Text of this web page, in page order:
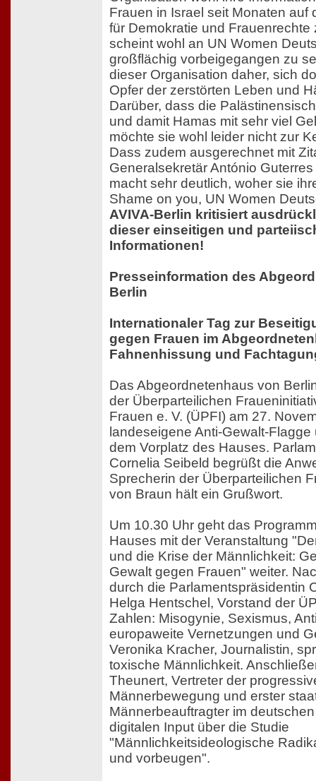
Frauen in Israel seit Monaten auf
für Demokratie und Frauenrechte
scheint wohl an UN Women
großflächig vorbeigegangen zu
dieser Organisation daher, sich
Opfer der zerstörten Leben und
Darüber, dass die
und damit Hamas mit sehr viel
möchte sie wohl leider nicht zur
Dass zudem ausgerechnet mit
Generalsekretär António
macht sehr deutlich, woher sie
Shame on you, UN Women
AVIVA-Berlin kritisiert
dieser einseitigen und
Informationen!
Presseinformation des
Berlin
Internationaler Tag zur
gegen Frauen im
Fahnenhissung und
Das Abgeordnetenhaus von
der Überparteilichen
Frauen e. V. (ÜPFI) am 27.
landeseigene Anti-Gewalt-
dem Vorplatz des Hauses.
Cornelia Seibeld begrüßt die
Sprecherin der Überparteilichen
von Braun hält ein Grußwort.
Um 10.30 Uhr geht das
Hauses mit der Veranstaltung
und die Krise der Männlichkeit:
Gewalt gegen Frauen" weiter.
durch die Parlamentspräsidentin
Helga Hentschel, Vorstand der
Zahlen: Misogynie, Sexismus,
europaweite Vernetzungen und
Veronika Kracher, Journalistin,
toxische Männlichkeit.
Theunert, Vertreter der
Männerbewegung und erster
Männerbeauftragter im
digitalen Input über die Studie
"Männlichkeitsideologische
und vorbeugen".